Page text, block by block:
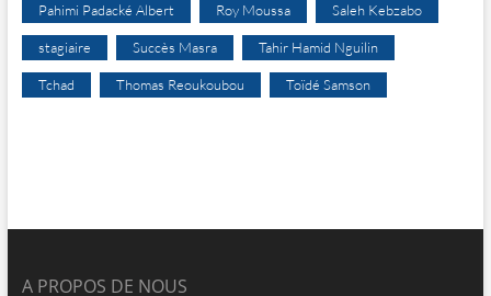
Pahimi Padacké Albert Roy Moussa Saleh Kebzabo
stagiaire Succès Masra Tahir Hamid Nguilin
Tchad Thomas Reoukoubou Toïdé Samson
A PROPOS DE NOUS